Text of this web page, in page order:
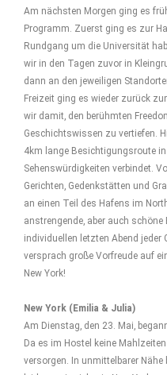
Am nächsten Morgen ging es
Programm. Zuerst ging es zur
Rundgang um die Universität
wir in den Tagen zuvor in
dann an den jeweiligen
Freizeit ging es wieder zurück
wir damit, den berühmten
Geschichtswissen zu vertiefen.
4km lange Besichtigungsroute
Sehenswürdigkeiten verbindet.
Gerichten, Gedenkstätten und
an einen Teil des Hafens im
anstrengende, aber auch
individuellen letzten Abend jeder
versprach große Vorfreude auf
New York!
New York (Emilia & Julia)
Am Dienstag, den 23. Mai,
Da es im Hostel keine
versorgen. In unmittelbarer